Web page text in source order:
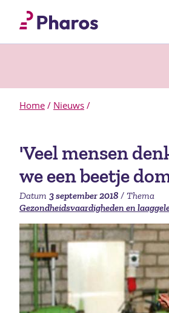
Home / Nieuws /
'Veel mensen
we een beetje
Datum 3 september 2018
Thema
Gezondheidsvaardigheden en